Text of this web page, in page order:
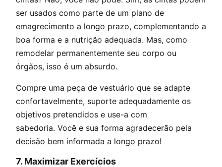
ser usados ​​como parte de um plano de
emagrecimento a longo prazo, complementando a
boa forma e a nutrição adequada. Mas, como
remodelar permanentemente seu corpo ou
órgãos, isso é um absurdo.
Compre uma peça de vestuário que se adapte
confortavelmente, suporte adequadamente os
objetivos pretendidos e use-a com
sabedoria. Você e sua forma agradecerão pela
decisão bem informada a longo prazo!
7. Maximizar Exercícios